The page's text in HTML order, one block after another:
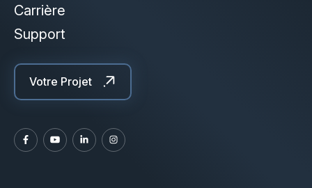
Carrière
Support
Votre Projet